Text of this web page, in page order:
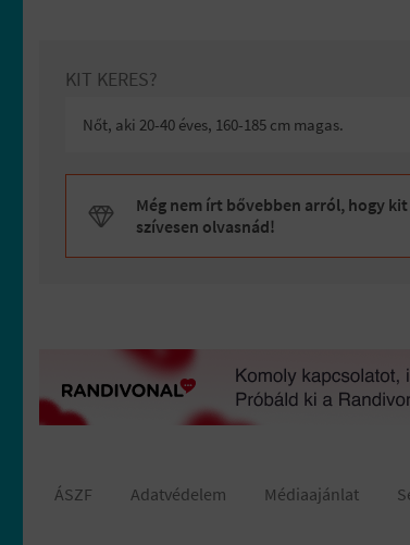
KIT KERES?
Nőt, aki 20-40 éves, 160-185 cm magas.
Még nem írt bővebben arról, hogy
szívesen olvasnád!
ÁSZF Adatvédelem Médiaajánlat